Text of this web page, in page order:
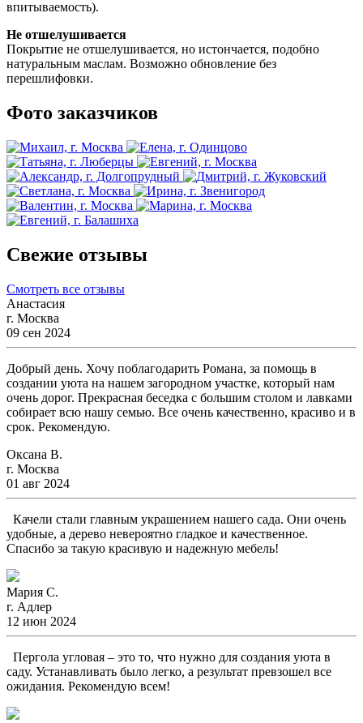
впитываемость).
Не отшелушивается
Покрытие не отшелушивается, но истончается, подобно
натуральным маслам. Возможно обновление без
перешлифовки.
Фото заказчиков
Свежие отзывы
Смотреть все отзывы
Анастасия
г. Москва
09 сен 2024
Добрый день. Хочу поблагодарить Романа, за помощь в
создании уюта на нашем загородном участке, который нам
очень дорог. Прекрасная беседка с большим столом и лавками
собирает всю нашу семью. Все очень качественно, красиво и в
срок. Рекомендую.
Оксана В.
г. Москва
01 авг 2024
Качели стали главным украшением нашего сада. Они очень
удобные, а дерево невероятно гладкое и качественное.
Спасибо за такую красивую и надежную мебель!
Мария С.
г. Адлер
12 июн 2024
Пергола угловая – это то, что нужно для создания уюта в
саду. Устанавливать было легко, а результат превзошел все
ожидания. Рекомендую всем!